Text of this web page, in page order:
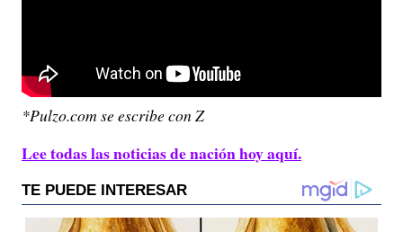
*Pulzo.com se escribe con Z
Lee todas las noticias de nación hoy aquí.